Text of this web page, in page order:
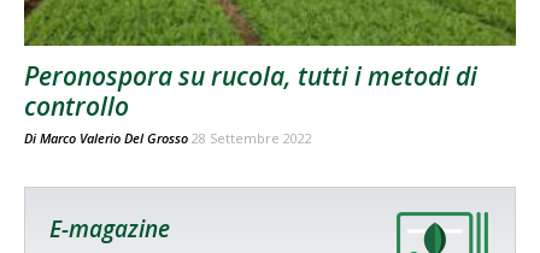
Peronospora su rucola, tutti i metodi di
controllo
Di Marco Valerio Del Grosso 28 Settembre 2022
E-magazine